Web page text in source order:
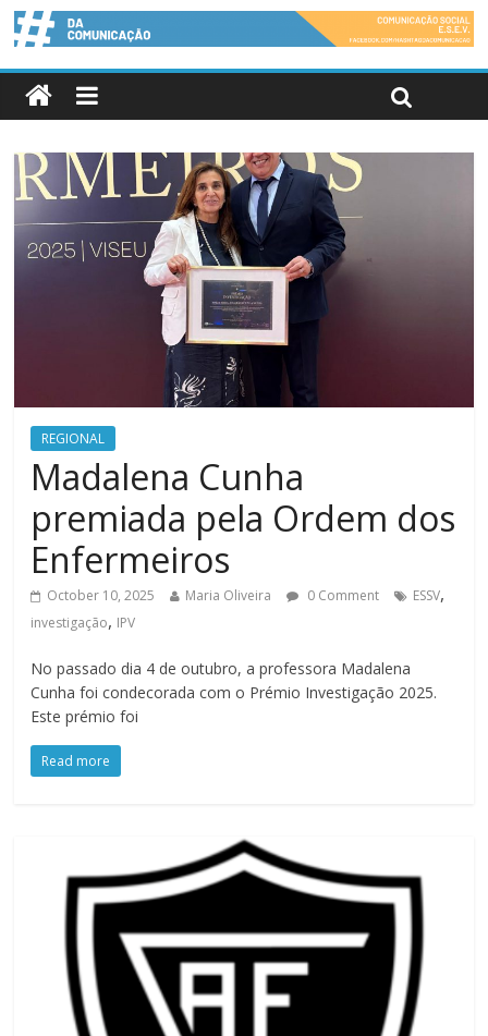
REGIONAL
Madalena Cunha
premiada pela Ordem dos
Enfermeiros
October 10, 2025 Maria Oliveira 0 Comment ESSV,
investigação, IPV
No passado dia 4 de outubro, a professora Madalena
Cunha foi condecorada com o Prémio Investigação 2025.
Este prémio foi
Read more